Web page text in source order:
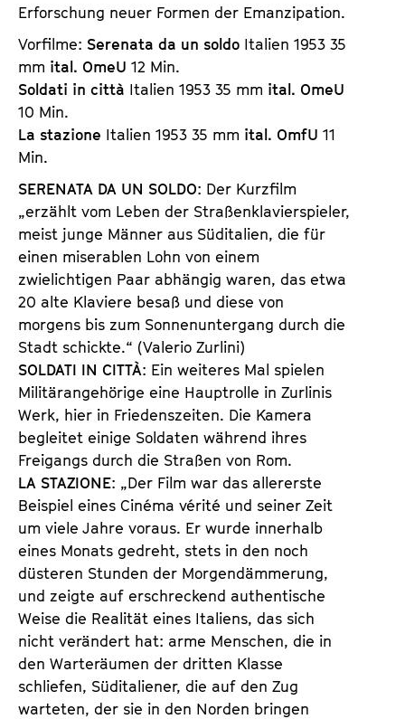
Erforschung neuer Formen der Emanzipation.
Vorfilme: Serenata da un soldo Italien 1953 35
mm ital. OmeU 12 Min.
Soldati in città Italien 1953 35 mm ital. OmeU
10 Min.
La stazione Italien 1953 35 mm ital. OmfU 11
Min.
SERENATA DA UN SOLDO: Der Kurzfilm
„erzählt vom Leben der Straßenklavierspieler,
meist junge Männer aus Süditalien, die für
einen miserablen Lohn von einem
zwielichtigen Paar abhängig waren, das etwa
20 alte Klaviere besaß und diese von
morgens bis zum Sonnenuntergang durch die
Stadt schickte.“ (Valerio Zurlini)
SOLDATI IN CITTÀ: Ein weiteres Mal spielen
Militärangehörige eine Hauptrolle in Zurlinis
Werk, hier in Friedenszeiten. Die Kamera
begleitet einige Soldaten während ihres
Freigangs durch die Straßen von Rom.
LA STAZIONE: „Der Film war das allererste
Beispiel eines Cinéma vérité und seiner Zeit
um viele Jahre voraus. Er wurde innerhalb
eines Monats gedreht, stets in den noch
düsteren Stunden der Morgendämmerung,
und zeigte auf erschreckend authentische
Weise die Realität eines Italiens, das sich
nicht verändert hat: arme Menschen, die in
den Warteräumen der dritten Klasse
schliefen, Süditaliener, die auf den Zug
warteten, der sie in den Norden bringen